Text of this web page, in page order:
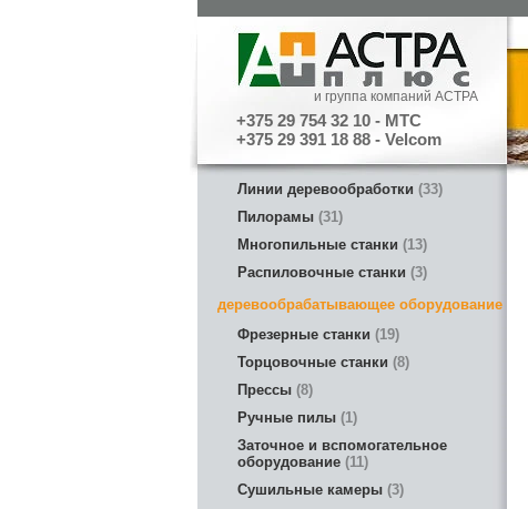
и группа компаний АСТРА
+375 29 754 32 10 - МТС
+375 29 391 18 88 - Velcom
Линии деревообработки 33
Пилорамы 31
Многопильные станки
13
Распиловочные станки 3
деревообрабатывающее оборудование
Фрезерные станки
19
Торцовочные станки 8
Прессы 8
Ручные пилы 1
Заточное и вспомогательное
оборудование 11
Сушильные камеры 3